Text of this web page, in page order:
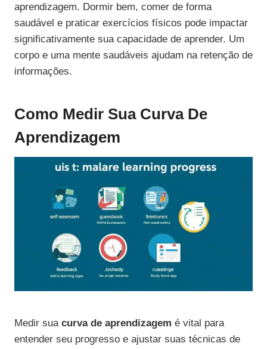
aprendizagem. Dormir bem, comer de forma
saudável e praticar exercícios físicos pode impactar
significativamente sua capacidade de aprender. Um
corpo e uma mente saudáveis ajudam na retenção de
informações.
Como Medir Sua Curva De
Aprendizagem
Medir sua curva de aprendizagem é vital para
entender seu progresso e ajustar suas técnicas de